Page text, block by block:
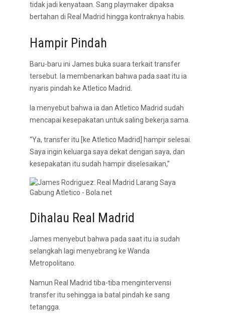
tidak jadi kenyataan. Sang playmaker dipaksa
bertahan di Real Madrid hingga kontraknya habis.
Hampir Pindah
Baru-baru ini James buka suara terkait transfer
tersebut. Ia membenarkan bahwa pada saat itu ia
nyaris pindah ke Atletico Madrid.
Ia menyebut bahwa ia dan Atletico Madrid sudah
mencapai kesepakatan untuk saling bekerja sama.
“Ya, transfer itu [ke Atletico Madrid] hampir selesai.
Saya ingin keluarga saya dekat dengan saya, dan
kesepakatan itu sudah hampir diselesaikan,”
Dihalau Real Madrid
James menyebut bahwa pada saat itu ia sudah
selangkah lagi menyebrang ke Wanda
Metropolitano.
Namun Real Madrid tiba-tiba mengintervensi
transfer itu sehingga ia batal pindah ke sang
tetangga.